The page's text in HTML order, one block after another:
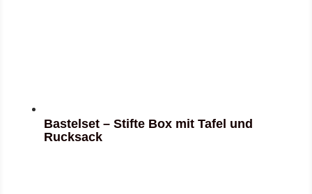
Bastelset – Stifte Box mit Tafel und
Rucksack